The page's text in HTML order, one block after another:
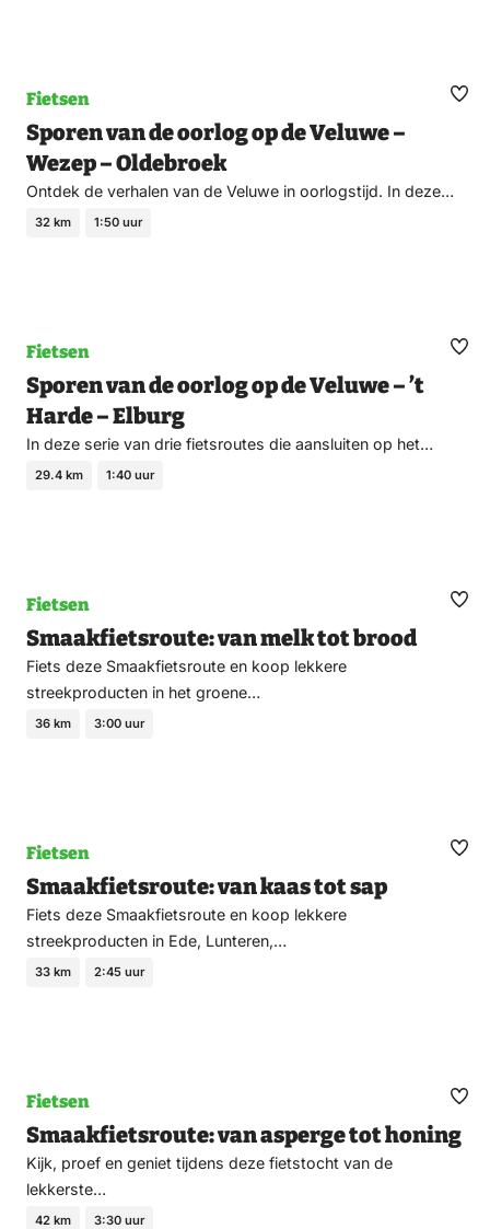
Fietsen
Sporen van de oorlog op de Veluwe –
Wezep – Oldebroek
Ontdek de verhalen van de Veluwe in oorlogstijd. In deze…
32 km 1:50 uur
Fietsen
Sporen van de oorlog op de Veluwe – ’t
Harde – Elburg
In deze serie van drie fietsroutes die aansluiten op het…
29.4 km 1:40 uur
Fietsen
Smaakfietsroute: van melk tot brood
Fiets deze Smaakfietsroute en koop lekkere
streekproducten in het groene…
36 km 3:00 uur
Fietsen
Smaakfietsroute: van kaas tot sap
Fiets deze Smaakfietsroute en koop lekkere
streekproducten in Ede, Lunteren,…
33 km 2:45 uur
Fietsen
Smaakfietsroute: van asperge tot honing
Kijk, proef en geniet tijdens deze fietstocht van de
lekkerste…
42 km 3:30 uur